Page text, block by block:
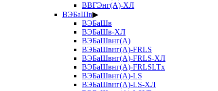
ВВГЭнг(А)-ХЛ
ВЭБаШв▶
ВЭБаШв
ВЭБаШв-ХЛ
ВЭБаШвнг(А)
ВЭБаШвнг(А)-FRLS
ВЭБаШвнг(А)-FRLS-ХЛ
ВЭБаШвнг(А)-FRLSLTx
ВЭБаШвнг(А)-LS
ВЭБаШвнг(А)-LS-ХЛ